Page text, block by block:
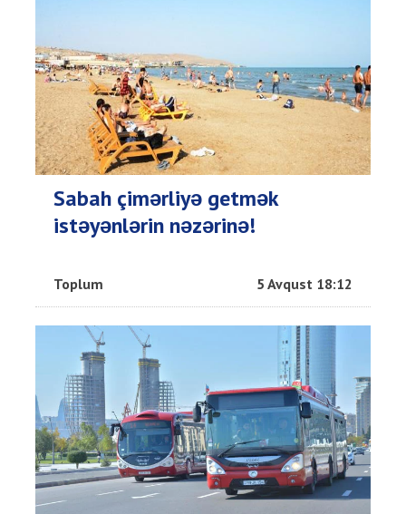
Sabah çimərliyə getmək
istəyənlərin nəzərinə!
Toplum 5 Avqust 18:12